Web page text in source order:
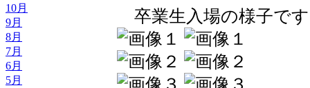
10月
9月
8月
7月
6月
5月
卒業生入場の様子で